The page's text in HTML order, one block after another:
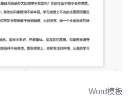
Word模板